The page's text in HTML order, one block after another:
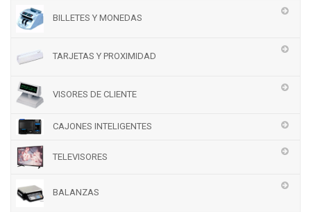
BILLETES Y MONEDAS
TARJETAS Y PROXIMIDAD
VISORES DE CLIENTE
CAJONES INTELIGENTES
TELEVISORES
BALANZAS